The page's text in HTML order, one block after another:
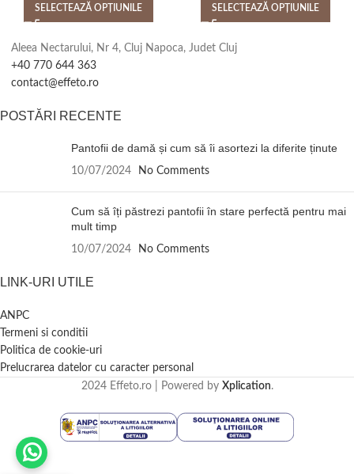
SELECTEAZĂ OPȚIUNILE SELECTEAZĂ OPȚIUNILE
Aleea Nectarului, Nr 4, Cluj Napoca, Judet Cluj
+40 770 644 363
contact@effeto.ro
POSTĂRI RECENTE
Pantofii de damă și cum să îi asortezi la diferite ținute
10/07/2024 No Comments
Cum să îți păstrezi pantofii în stare perfectă pentru mai
mult timp
10/07/2024 No Comments
LINK-URI UTILE
ANPC
Termeni si conditii
Politica de cookie-uri
Prelucrarea datelor cu caracter personal
2024 Effeto.ro | Powered by Xplication.